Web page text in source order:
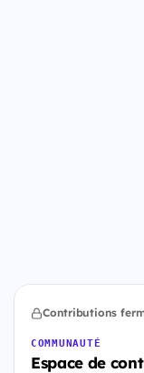
Contributions
COMMUNAUTÉ
Espace de